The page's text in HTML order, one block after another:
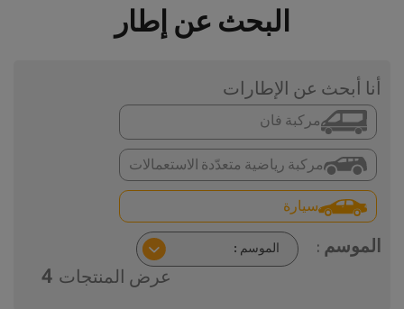
البحث عن إطار
أنا أبحث عن الإطارات
سيارة
مركبة رياضية متعدّدة الاستعمالات
مركبة فان
الموسم :
عرض المنتجات4